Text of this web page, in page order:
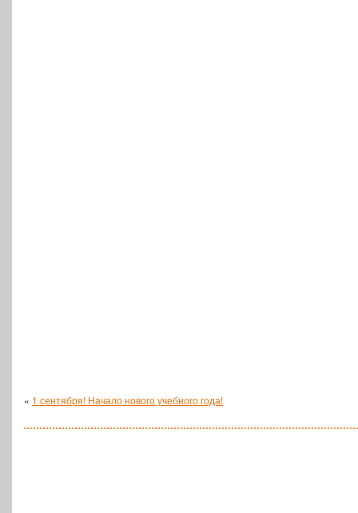
« 1 сентября! Начало нового учебного года!